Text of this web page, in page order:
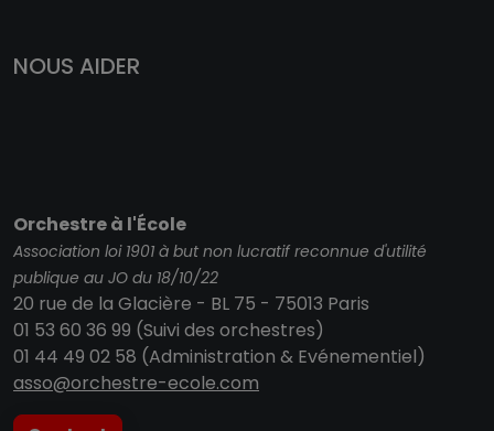
NOUS AIDER
Orchestre à l'École
Association loi 1901 à but non lucratif reconnue d'utilité
publique au JO du 18/10/22
20 rue de la Glacière - BL 75 - 75013 Paris
01 53 60 36 99 (Suivi des orchestres)
01 44 49 02 58 (Administration & Evénementiel)
asso@orchestre-ecole.com